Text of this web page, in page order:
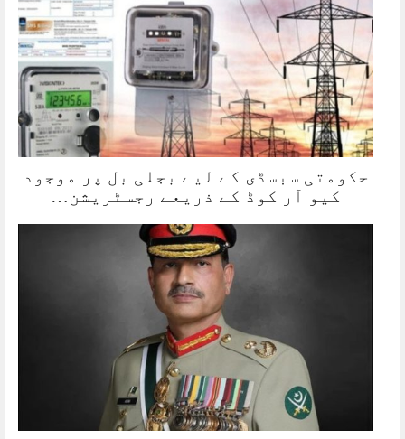
حکومتی سبسڈی کے لیے بجلی بل پر موجود
کیو آر کوڈ کے ذریعے رجسٹریشن…